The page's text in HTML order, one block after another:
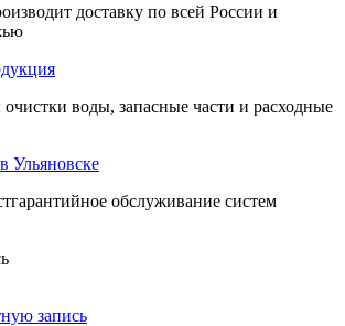
доставку по всей России и
воды, запасные части и расходные
Ульяновске
обслуживание систем
запись